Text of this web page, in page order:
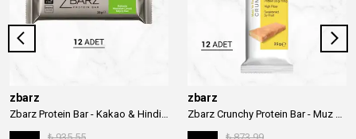
zbarz
Zbarz Protein Bar - Kakao & Hindistan Cevizi
zbarz
Zbarz Crunchy Protein Bar - Muz & Yer Fıstığı